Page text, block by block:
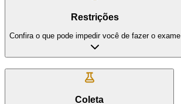
Restrições
Confira o que pode impedir você de fazer o exame
Coleta